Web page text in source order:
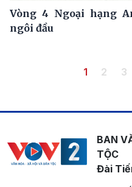
Vòng 4 Ngoại hạng
ngôi đầu
Trang
1 Trang
2 3
BAN
TỘC
Đài